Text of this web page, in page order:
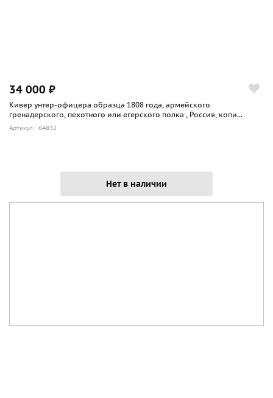
34 000 ₽
Кивер унтер-офицера образца 1808 года, армейского
гренадерского, пехотного или егерского полка , Россия, копи...
Артикул: 64832
Нет в наличии